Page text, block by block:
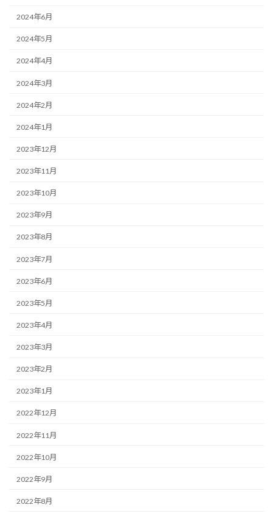
2024年6月
2024年5月
2024年4月
2024年3月
2024年2月
2024年1月
2023年12月
2023年11月
2023年10月
2023年9月
2023年8月
2023年7月
2023年6月
2023年5月
2023年4月
2023年3月
2023年2月
2023年1月
2022年12月
2022年11月
2022年10月
2022年9月
2022年8月